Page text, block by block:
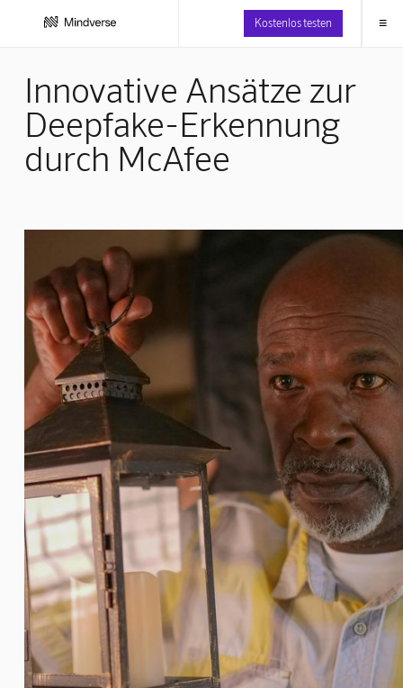
Kostenlos testen ≡
Innovative Ansätze zur
Deepfake-Erkennung
durch McAfee